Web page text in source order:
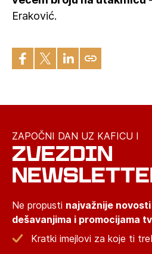
Eraković.
ZAPOČNI DAN UZ KAFICU I
ZVEZDIN
Ne propusti najvažnije
dešavanjima i promocijama
Kratki imejlovi za koje ti